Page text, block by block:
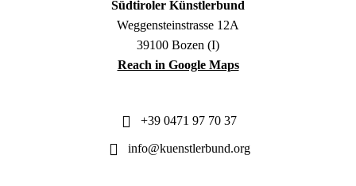
Südtiroler Künstlerbund
Weggensteinstrasse 12A
39100 Bozen (I)
Reach in Google Maps
+39 0471 97 70 37
info@kuenstlerbund.org